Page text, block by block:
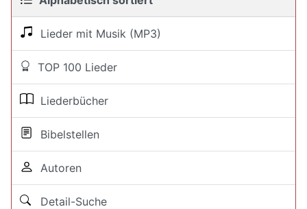
Lieder mit Musik (MP3)
TOP 100 Lieder
Liederbücher
Bibelstellen
Autoren
Detail-Suche